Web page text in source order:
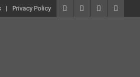
Privacy Policy